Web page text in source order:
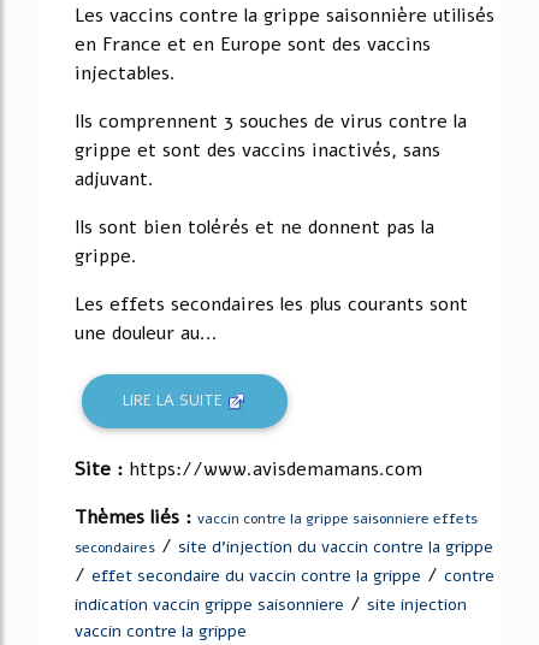
Les vaccins contre la grippe saisonnière utilisés
en France et en Europe sont des vaccins
injectables.
Ils comprennent 3 souches de virus contre la
grippe et sont des vaccins inactivés, sans
adjuvant.
Ils sont bien tolérés et ne donnent pas la
grippe.
Les effets secondaires les plus courants sont
une douleur au...
LIRE LA SUITE
Site : https://www.avisdemamans.com
Thèmes liés : vaccin contre la grippe saisonniere effets
secondaires / site d'injection du vaccin contre la grippe
/ effet secondaire du vaccin contre la grippe / contre
indication vaccin grippe saisonniere / site injection
vaccin contre la grippe